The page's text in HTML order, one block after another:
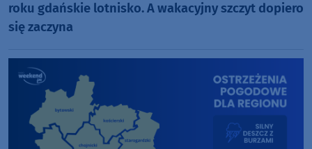
roku gdańskie lotnisko. A wakacyjny szczyt dopiero
się zaczyna